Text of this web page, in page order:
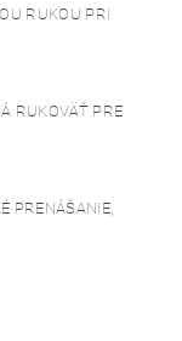
RUKOU PRI
RUKOVÄŤ PRE
PRENÁŠANIE,